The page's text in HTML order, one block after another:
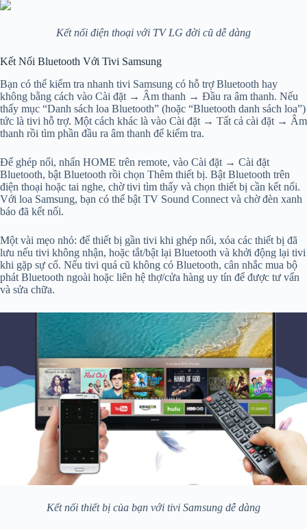
Kết nối điện thoại với TV LG đời cũ dễ dàng
Kết Nối Bluetooth Với Tivi Samsung
Bạn có thể kiểm tra nhanh tivi Samsung có hỗ trợ Bluetooth hay
không bằng cách vào Cài đặt → Âm thanh → Đầu ra âm thanh. Nếu
thấy mục “Danh sách loa Bluetooth” (hoặc “Bluetooth danh sách loa”)
tức là tivi hỗ trợ. Một cách khác là vào Cài đặt → Tất cả cài đặt → Âm
thanh rồi tìm phần đầu ra âm thanh để kiểm tra.
Để ghép nối, nhấn HOME trên remote, vào Cài đặt → Cài đặt
Bluetooth, bật Bluetooth rồi chọn Thêm thiết bị. Bật Bluetooth trên
điện thoại hoặc tai nghe, chờ tivi tìm thấy và chọn thiết bị cần kết nối.
Với loa Samsung, bạn có thể bật TV Sound Connect và chờ đèn xanh
báo đã kết nối.
Một vài mẹo nhỏ: để thiết bị gần tivi khi ghép nối, xóa các thiết bị đã
lưu nếu tivi không nhận, hoặc tắt/bật lại Bluetooth và khởi động lại tivi
khi gặp sự cố. Nếu tivi quá cũ không có Bluetooth, cân nhắc mua bộ
phát Bluetooth ngoài hoặc liên hệ thợ/cửa hàng uy tín để được tư vấn
và sửa chữa.
Kết nối thiết bị của bạn với tivi Samsung dễ dàng